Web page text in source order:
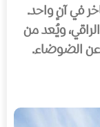
في آنٍ واحد.
ويُعد من
عن الضوضاء.